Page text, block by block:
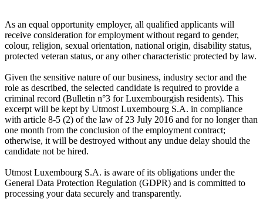
As an equal opportunity employer, all qualified applicants will
receive consideration for employment without regard to gender,
colour, religion, sexual orientation, national origin, disability status,
protected veteran status, or any other characteristic protected by law.
Given the sensitive nature of our business, industry sector and the
role as described, the selected candidate is required to provide a
criminal record (Bulletin n°3 for Luxembourgish residents). This
excerpt will be kept by Utmost Luxembourg S.A. in compliance
with article 8-5 (2) of the law of 23 July 2016 and for no longer than
one month from the conclusion of the employment contract;
otherwise, it will be destroyed without any undue delay should the
candidate not be hired.
Utmost Luxembourg S.A. is aware of its obligations under the
General Data Protection Regulation (GDPR) and is committed to
processing your data securely and transparently.